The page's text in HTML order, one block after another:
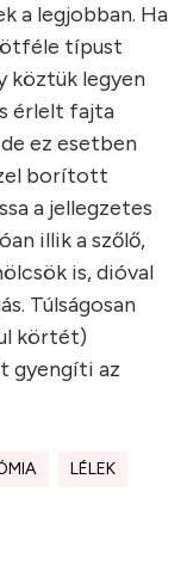
a legjobban. Ha
ötféle típust
köztük legyen
érlelt fajta
ez esetben
borított
a jellegzetes
illik a szőlő,
is, dióval
Túlságosan
körtét)
gyengíti az
LÉLEK